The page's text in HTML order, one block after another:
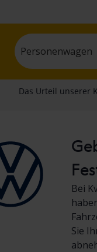
Personenwagen
Bei
Sie